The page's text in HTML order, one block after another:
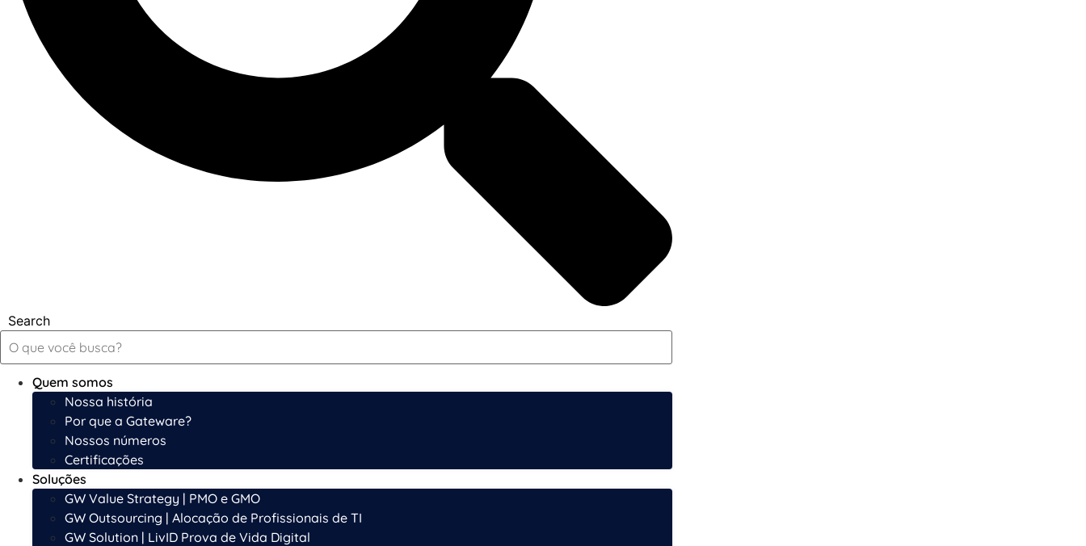
Search
Quem somos
Nossa história
Por que a Gateware?
Nossos números
Certificações
Soluções
GW Value Strategy | PMO e GMO
GW Outsourcing | Alocação de Profissionais de TI
GW Solution | LivID Prova de Vida Digital